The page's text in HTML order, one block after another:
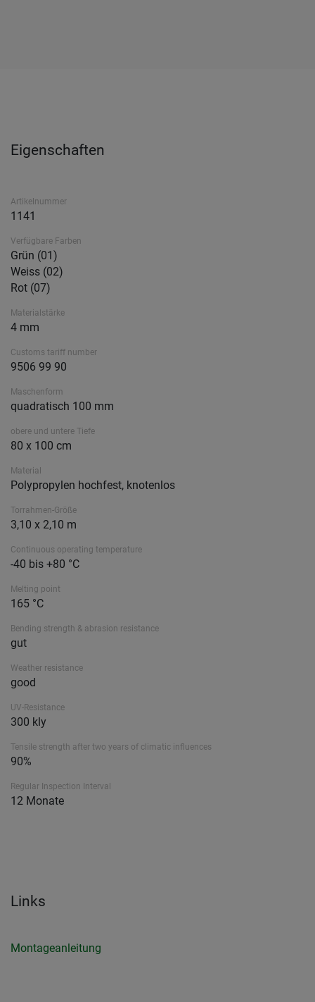
Eigenschaften
Artikelnummer
1141
Verfügbare Farben
Grün (01)
Weiss (02)
Rot (07)
Materialstärke
4 mm
Customs tariff number
9506 99 90
Maschenform
quadratisch 100 mm
obere und untere Tiefe
80 x 100 cm
Material
Polypropylen hochfest, knotenlos
Torrahmen-Größe
3,10 x 2,10 m
Continuous operating temperature
-40 bis +80 °C
Melting point
165 °C
Bending strength & abrasion resistance
gut
Weather resistance
good
UV-Resistance
300 kly
Tensile strength after two years of climatic influences
90%
Regular Inspection Interval
12 Monate
Links
Montageanleitung